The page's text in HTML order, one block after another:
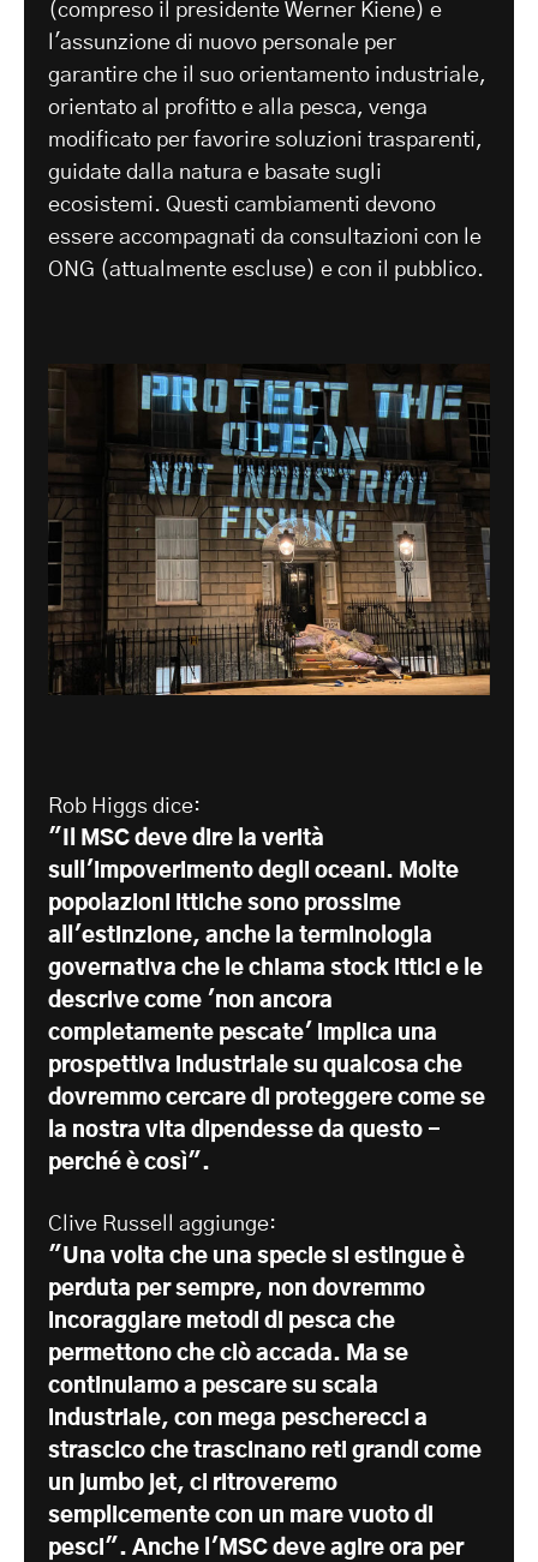
(compreso il presidente Werner Kiene) e
l'assunzione di nuovo personale per
garantire che il suo orientamento industriale,
orientato al profitto e alla pesca, venga
modificato per favorire soluzioni trasparenti,
guidate dalla natura e basate sugli
ecosistemi. Questi cambiamenti devono
essere accompagnati da consultazioni con le
ONG (attualmente escluse) e con il pubblico.
Rob Higgs dice:
"Il MSC deve dire la verità
sull'impoverimento degli oceani. Molte
popolazioni ittiche sono prossime
all'estinzione, anche la terminologia
governativa che le chiama stock ittici e le
descrive come 'non ancora
completamente pescate' implica una
prospettiva industriale su qualcosa che
dovremmo cercare di proteggere come se
la nostra vita dipendesse da questo -
perché è così".
Clive Russell aggiunge:
"Una volta che una specie si estingue è
perduta per sempre, non dovremmo
incoraggiare metodi di pesca che
permettono che ciò accada. Ma se
continuiamo a pescare su scala
industriale, con mega pescherecci a
strascico che trascinano reti grandi come
un jumbo jet, ci ritroveremo
semplicemente con un mare vuoto di
pesci". Anche l'MSC deve agire ora per